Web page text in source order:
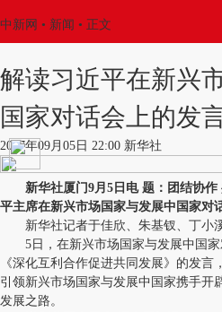
中新网 • 新闻 • 正文
解读习近平在新兴
国家对话会上的发
2017年09月05日 22:00 新华社
新华社厦门9月5日电 题：团结协作
平主席在新兴市场国家与发展中国家对
新华社记者于佳欣、朱基钗、丁小
5日，在新兴市场国家与发展中国家
《深化互利合作促进共同发展》的发言
引领新兴市场国家与发展中国家携手开
发展之路。